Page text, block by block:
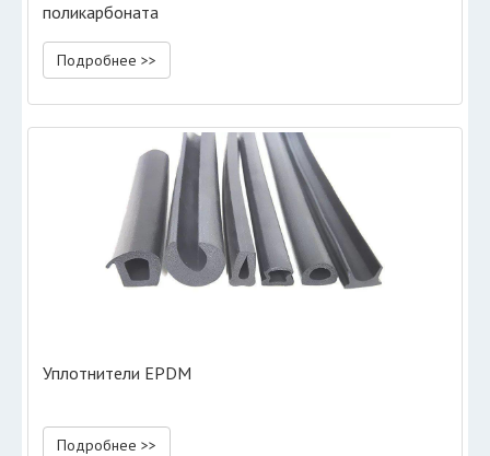
поликарбоната
Подробнее >>
Уплотнители EPDM
Подробнее >>